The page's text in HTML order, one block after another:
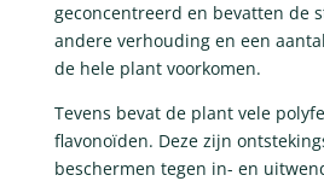
geconcentreerd en bevatten de
andere verhouding en een
de hele plant voorkomen.
Tevens bevat de plant vele
flavonoïden. Deze zijn
beschermen tegen in- en